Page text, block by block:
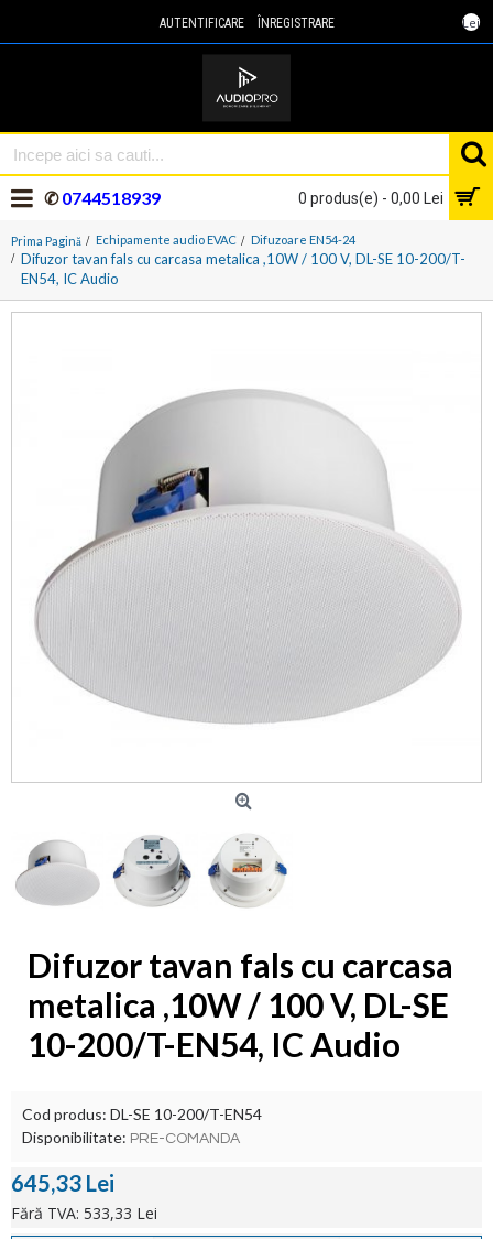
Lei
AUTENTIFICARE ÎNREGISTRARE
0 produs(e) - 0,00 Lei
✆0744518939
Prima Pagină Echipamente audio EVAC Difuzoare EN54-24
Difuzor tavan fals cu carcasa metalica ,10W / 100 V, DL-SE 10-200/T-
EN54, IC Audio
Difuzor tavan fals cu carcasa
metalica ,10W / 100 V, DL-SE
10-200/T-EN54, IC Audio
Cod produs: DL-SE 10-200/T-EN54
Disponibilitate: PRE-COMANDA
645,33 Lei
Fără TVA: 533,33 Lei